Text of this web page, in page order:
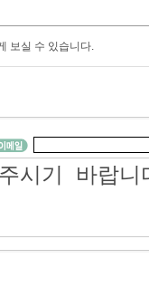
보실 수 있습니다.